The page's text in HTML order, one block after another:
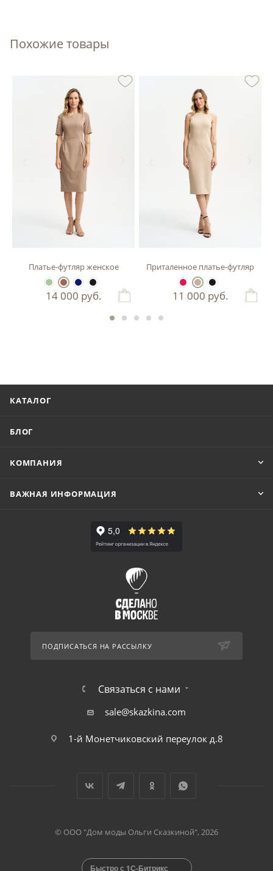
Похожие товары
Платье-футляр женское
14 000 руб.
Приталенное платье-футляр
11 000 руб.
КАТАЛОГ
БЛОГ
КОМПАНИЯ
ВАЖНАЯ ИНФОРМАЦИЯ
ПОДПИСАТЬСЯ НА РАССЫЛКУ
Связаться с нами
sale@skazkina.com
1-й Монетчиковский переулок д.8
© ООО "Дом моды Ольги Сказкиной", 2026
Быстро с 1С-Битрикс